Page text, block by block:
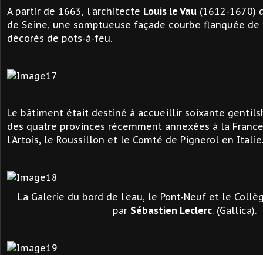
A partir de 1663, l'architecte Louis le Vau (1612-1670)
de Seine, une somptueuse façade courbe flanquée
décorés de pots-à-feu.
Le bâtiment était destiné à accueillir soixante
des quatre provinces récemment annexées à la
l'Artois, le Roussillon et le Comté de Pignerol en Italie.
La Galerie du bord de l'eau, le Pont-Neuf et le
par Sébastien Leclerc. (Gallica).